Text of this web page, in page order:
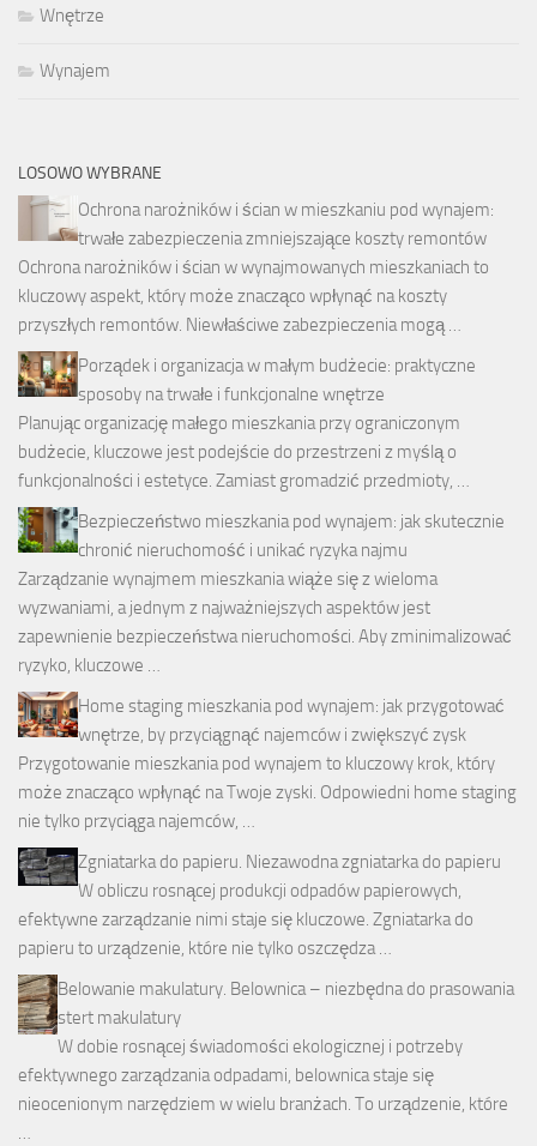
Wnętrze
Wynajem
LOSOWO WYBRANE
Ochrona narożników i ścian w mieszkaniu pod wynajem:
trwałe zabezpieczenia zmniejszające koszty remontów
Ochrona narożników i ścian w wynajmowanych mieszkaniach to
kluczowy aspekt, który może znacząco wpłynąć na koszty
przyszłych remontów. Niewłaściwe zabezpieczenia mogą …
Porządek i organizacja w małym budżecie: praktyczne
sposoby na trwałe i funkcjonalne wnętrze
Planując organizację małego mieszkania przy ograniczonym
budżecie, kluczowe jest podejście do przestrzeni z myślą o
funkcjonalności i estetyce. Zamiast gromadzić przedmioty, …
Bezpieczeństwo mieszkania pod wynajem: jak skutecznie
chronić nieruchomość i unikać ryzyka najmu
Zarządzanie wynajmem mieszkania wiąże się z wieloma
wyzwaniami, a jednym z najważniejszych aspektów jest
zapewnienie bezpieczeństwa nieruchomości. Aby zminimalizować
ryzyko, kluczowe …
Home staging mieszkania pod wynajem: jak przygotować
wnętrze, by przyciągnąć najemców i zwiększyć zysk
Przygotowanie mieszkania pod wynajem to kluczowy krok, który
może znacząco wpłynąć na Twoje zyski. Odpowiedni home staging
nie tylko przyciąga najemców, …
Zgniatarka do papieru. Niezawodna zgniatarka do papieru
W obliczu rosnącej produkcji odpadów papierowych,
efektywne zarządzanie nimi staje się kluczowe. Zgniatarka do
papieru to urządzenie, które nie tylko oszczędza …
Belowanie makulatury. Belownica – niezbędna do prasowania
stert makulatury
W dobie rosnącej świadomości ekologicznej i potrzeby
efektywnego zarządzania odpadami, belownica staje się
nieocenionym narzędziem w wielu branżach. To urządzenie, które
…